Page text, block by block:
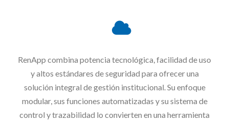
RenApp combina potencia tecnológica, facilidad de uso
y altos estándares de seguridad para ofrecer una
solución integral de gestión institucional. Su enfoque
modular, sus funciones automatizadas y su sistema de
control y trazabilidad lo convierten en una herramienta